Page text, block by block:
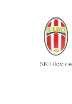
SK Hlavice